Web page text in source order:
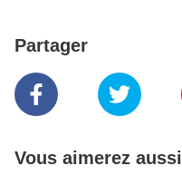
Partager
Vous aimerez aussi